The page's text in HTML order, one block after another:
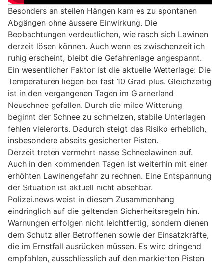
Besonders an steilen Hängen kam es zu spontanen
Abgängen ohne äussere Einwirkung. Die
Beobachtungen verdeutlichen, wie rasch sich Lawinen
derzeit lösen können. Auch wenn es zwischenzeitlich
ruhig erscheint, bleibt die Gefahrenlage angespannt.
Ein wesentlicher Faktor ist die aktuelle Wetterlage: Die
Temperaturen liegen bei fast 10 Grad plus. Gleichzeitig
ist in den vergangenen Tagen im Glarnerland
Neuschnee gefallen. Durch die milde Witterung
beginnt der Schnee zu schmelzen, stabile Unterlagen
fehlen vielerorts. Dadurch steigt das Risiko erheblich,
insbesondere abseits gesicherter Pisten.
Derzeit treten vermehrt nasse Schneelawinen auf.
Auch in den kommenden Tagen ist weiterhin mit einer
erhöhten Lawinengefahr zu rechnen. Eine Entspannung
der Situation ist aktuell nicht absehbar.
Polizei.news weist in diesem Zusammenhang
eindringlich auf die geltenden Sicherheitsregeln hin.
Warnungen erfolgen nicht leichtfertig, sondern dienen
dem Schutz aller Betroffenen sowie der Einsatzkräfte,
die im Ernstfall ausrücken müssen. Es wird dringend
empfohlen, ausschliesslich auf den markierten Pisten